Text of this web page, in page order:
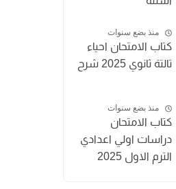
منذ بضع سنوات
كتاب الامتحان احياء
تالتة ثانوي 2025 شرح
منذ بضع سنوات
كتاب الامتحان
دراسات اولي اعدادي
الترم الاول 2025